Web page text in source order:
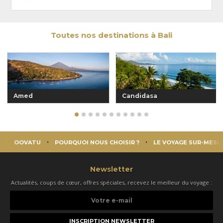
Toutes nos destinations à Bali
Amed Candidasa
OOVATU POURQUOI NOUS CHOISIR ? LE VOYAGE SUR-
Newsletter
Actualités, coups de cœur, offres spéciales, recevez le meilleur du voyage :
e-